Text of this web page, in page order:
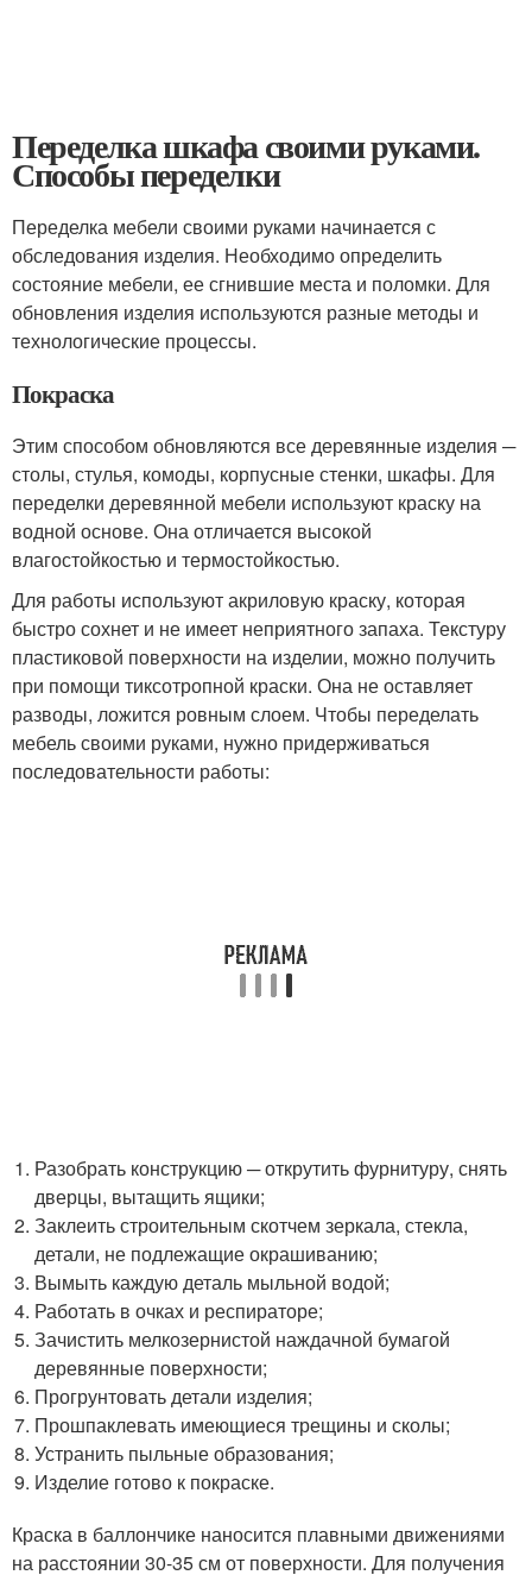
Переделка шкафа своими руками.
Способы переделки
Переделка мебели своими руками начинается с
обследования изделия. Необходимо определить
состояние мебели, ее сгнившие места и поломки. Для
обновления изделия используются разные методы и
технологические процессы.
Покраска
Этим способом обновляются все деревянные изделия ─
столы, стулья, комоды, корпусные стенки, шкафы. Для
переделки деревянной мебели используют краску на
водной основе. Она отличается высокой
влагостойкостью и термостойкостью.
Для работы используют акриловую краску, которая
быстро сохнет и не имеет неприятного запаха. Текстуру
пластиковой поверхности на изделии, можно получить
при помощи тиксотропной краски. Она не оставляет
разводы, ложится ровным слоем. Чтобы переделать
мебель своими руками, нужно придерживаться
последовательности работы:
Разобрать конструкцию ─ открутить фурнитуру, снять
дверцы, вытащить ящики;
Заклеить строительным скотчем зеркала, стекла,
детали, не подлежащие окрашиванию;
Вымыть каждую деталь мыльной водой;
Работать в очках и респираторе;
Зачистить мелкозернистой наждачной бумагой
деревянные поверхности;
Прогрунтовать детали изделия;
Прошпаклевать имеющиеся трещины и сколы;
Устранить пыльные образования;
Изделие готово к покраске.
Краска в баллончике наносится плавными движениями
на расстоянии 30-35 см от поверхности. Для получения